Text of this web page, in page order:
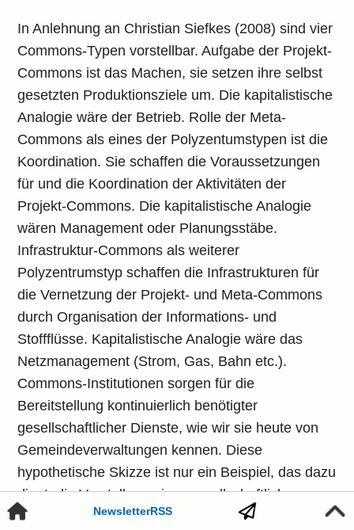
NewsletterRSS
In Anlehnung an Christian Siefkes (2008) sind vier
Commons-Typen vorstellbar. Aufgabe der Projekt-
Commons ist das Machen, sie setzen ihre selbst
gesetzten Produktionsziele um. Die kapitalistische
Analogie wäre der Betrieb. Rolle der Meta-
Commons als eines der Polyzentumstypen ist die
Koordination. Sie schaffen die Voraussetzungen
für und die Koordination der Aktivitäten der
Projekt-Commons. Die kapitalistische Analogie
wären Management oder Planungsstäbe.
Infrastruktur-Commons als weiterer
Polyzentrumstyp schaffen die Infrastrukturen für
die Vernetzung der Projekt- und Meta-Commons
durch Organisation der Informations- und
Stoffflüsse. Kapitalistische Analogie wäre das
Netzmanagement (Strom, Gas, Bahn etc.).
Commons-Institutionen sorgen für die
Bereitstellung kontinuierlich benötigter
gesellschaftlicher Dienste, wie wir sie heute von
Gemeindeverwaltungen kennen. Diese
hypothetische Skizze ist nur ein Beispiel, das dazu
dient, die Vorstellung einer gesellschaftlichen
Vermittlung jenseits der Geldlogik greifbar zu